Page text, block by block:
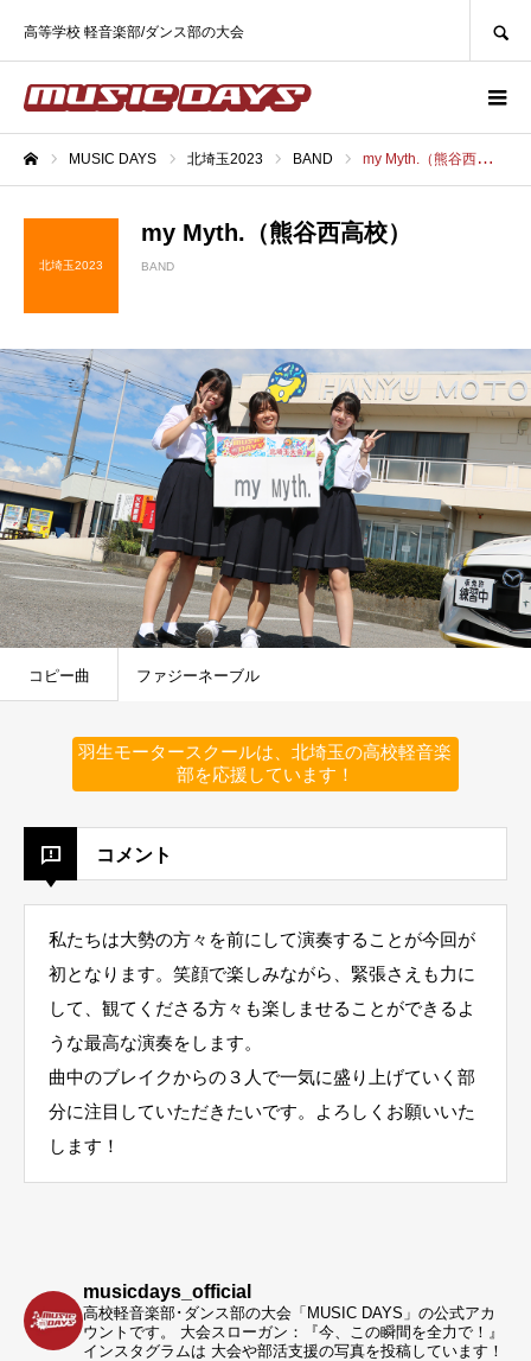
高等学校 軽音楽部/ダンス部の大会
MUSIC DAYS 北埼玉2023 BAND my Myth.（熊谷西高校）
北埼玉2023
my Myth.（熊谷西高校）
BAND
コピー曲 ファジーネーブル
羽生モータースクールは、北埼玉の高校軽音楽
部を応援しています！
コメント
私たちは大勢の方々を前にして演奏することが今回が
初となります。笑顔で楽しみながら、緊張さえも力に
して、観てくださる方々も楽しませることができるよ
うな最高な演奏をします。
曲中のブレイクからの３人で一気に盛り上げていく部
分に注目していただきたいです。よろしくお願いいた
します！
musicdays_official
高校軽音楽部･ダンス部の大会「MUSIC DAYS」の公式アカ
ウントです。
大会スローガン：『今、この瞬間を全力で！』
インスタグラムは 大会や部活支援の写真を投稿しています！